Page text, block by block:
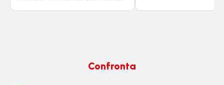
Confronta